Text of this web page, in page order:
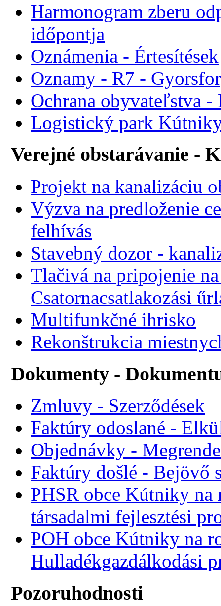
Harmonogram zberu
időpontja
Oznámenia - Értesítések
Oznamy - R7 -
Ochrana obyvateľstva -
Logistický park
Verejné obstarávanie -
Projekt na kanalizáciu
Výzva na predloženie
felhívás
Stavebný dozor -
Tlačivá na pripojenie
Csatornacsatlakozási
Multifunkčné ihrisko
Rekonštrukcia
Dokumenty -
Zmluvy - Szerződések
Faktúry odoslané -
Objednávky -
Faktúry došlé - Bejövő
PHSR obce Kútniky na
társadalmi fejlesztési
POH obce Kútniky na
Hulladékgazdálkodási
Pozoruhodnosti